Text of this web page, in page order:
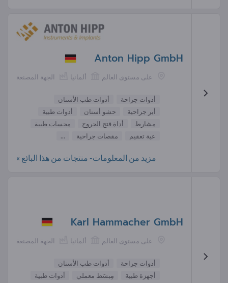
Anton Hipp GmbH
الجهة المصنعة ألمانيا على مستوى العالم
أدوات جراحة
أدوات طب الأسنان
أبر جراحية
حشو أسنان
أدوات طبية
مشارط
أداة فتح الجروح
محسات طبية
عية تعقيم
مقصات جراحية ...
مزيد من المعلومات- منتجات من هذا البائع »
Karl Hammacher GmbH
الجهة المصنعة ألمانيا على مستوى العالم
أدوات جراحة
أدوات طب الأسنان
أجهزة طبية
مِبسَط معملي
أدوات طبية